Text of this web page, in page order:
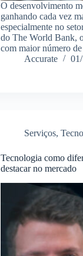
O desenvolvimento
ganhando cada vez
especialmente no
do The World Bank,
com maior número
Accurate
Serviços,
Tecnologia como
destacar no mercado